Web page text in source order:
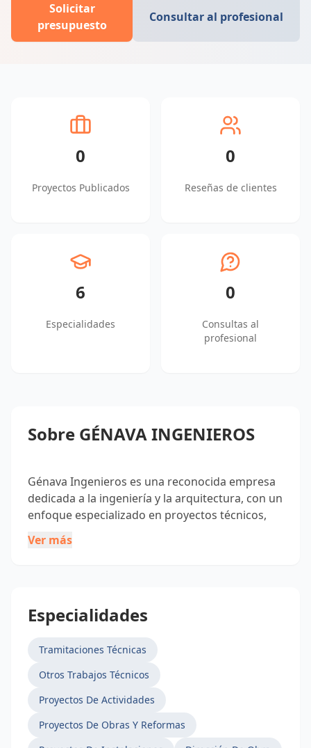
Solicitar
presupuesto
Consultar al profesional
0
Proyectos Publicados
0
Reseñas de clientes
6
Especialidades
0
Consultas al
profesional
Sobre GÉNAVA INGENIEROS
Génava Ingenieros es una reconocida empresa
dedicada a la ingeniería y la arquitectura, con un
enfoque especializado en proyectos técnicos,
licencias de apertura y desarrollo de actividades
en Sevilla y toda la región de Andalucía. Desde
Nuestro equipo de profesionales altamente
con una amplia experiencia en el sector y un
profundo conocimiento de las normativas y
requisitos técnicos. Trabajamos en estrecha
colaboración con nuestros clientes para brindar
soluciones ingenieriles y arquitectónicas
Ver más
Especialidades
Tramitaciones Técnicas
Otros Trabajos Técnicos
Proyectos De Actividades
Proyectos De Obras Y Reformas